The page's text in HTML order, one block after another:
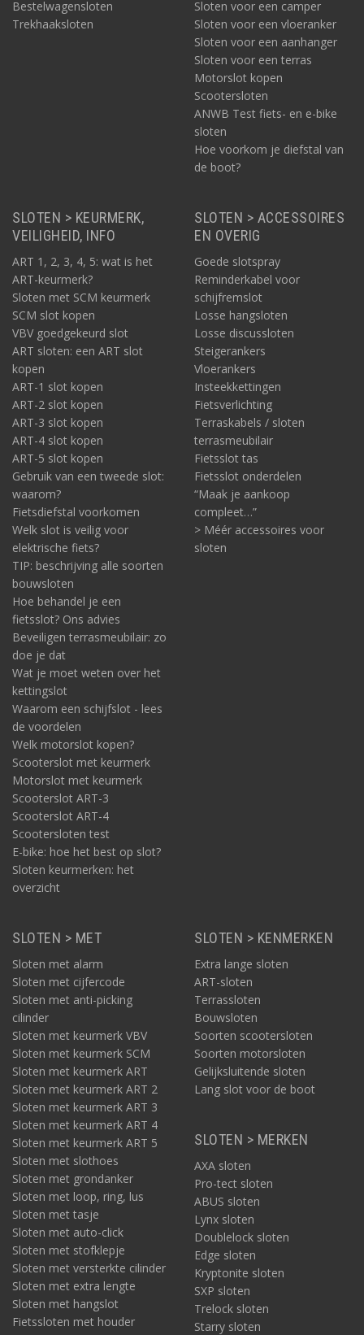
Bestelwagensloten
Trekhaaksloten
Sloten voor een camper
Sloten voor een vloeranker
Sloten voor een aanhanger
Sloten voor een terras
Motorslot kopen
Scootersloten
ANWB Test fiets- en e-bike
sloten
Hoe voorkom je diefstal van
de boot?
SLOTEN > KEURMERK,
VEILIGHEID, INFO
ART 1, 2, 3, 4, 5: wat is het
ART-keurmerk?
Sloten met SCM keurmerk
SCM slot kopen
VBV goedgekeurd slot
ART sloten: een ART slot
kopen
ART-1 slot kopen
ART-2 slot kopen
ART-3 slot kopen
ART-4 slot kopen
ART-5 slot kopen
Gebruik van een tweede slot:
waarom?
Fietsdiefstal voorkomen
Welk slot is veilig voor
elektrische fiets?
TIP: beschrijving alle soorten
bouwsloten
Hoe behandel je een
fietsslot? Ons advies
Beveiligen terrasmeubilair: zo
doe je dat
Wat je moet weten over het
kettingslot
Waarom een schijfslot - lees
de voordelen
Welk motorslot kopen?
Scooterslot met keurmerk
Motorslot met keurmerk
Scooterslot ART-3
Scooterslot ART-4
Scootersloten test
E-bike: hoe het best op slot?
Sloten keurmerken: het
overzicht
SLOTEN > ACCESSOIRES
EN OVERIG
Goede slotspray
Reminderkabel voor
schijfremslot
Losse hangsloten
Losse discussloten
Steigerankers
Vloerankers
Insteekkettingen
Fietsverlichting
Terraskabels / sloten
terrasmeubilair
Fietsslot tas
Fietsslot onderdelen
“Maak je aankoop
compleet…”
> Méér accessoires voor
sloten
SLOTEN > MET
Sloten met alarm
Sloten met cijfercode
Sloten met anti-picking
cilinder
Sloten met keurmerk VBV
Sloten met keurmerk SCM
Sloten met keurmerk ART
Sloten met keurmerk ART 2
Sloten met keurmerk ART 3
Sloten met keurmerk ART 4
Sloten met keurmerk ART 5
Sloten met slothoes
Sloten met grondanker
Sloten met loop, ring, lus
Sloten met tasje
Sloten met auto-click
Sloten met stofklepje
Sloten met versterkte cilinder
Sloten met extra lengte
Sloten met hangslot
Fietssloten met houder
SLOTEN > KENMERKEN
Extra lange sloten
ART-sloten
Terrassloten
Bouwsloten
Soorten scootersloten
Soorten motorsloten
Gelijksluitende sloten
Lang slot voor de boot
SLOTEN > MERKEN
AXA sloten
Pro-tect sloten
ABUS sloten
Lynx sloten
Doublelock sloten
Edge sloten
Kryptonite sloten
SXP sloten
Trelock sloten
Starry sloten